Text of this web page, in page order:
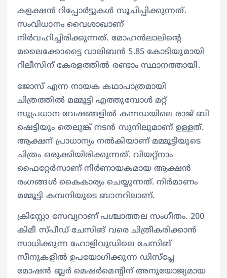
കളക്ഷൻ റിപ്പോര്‍ട്ടുകള്‍ സൂചിപ്പിക്കുന്നത്.
സംവിധാനം വൈശാഖാണ്
നിര്‍വഹിച്ചിരിക്കുന്നത്. മോഹൻലാലിന്റെ
മലൈക്കോട്ടൈ വാലിബൻ 5.85 കോടിയുമായി
റിലീസിന് കേരളത്തില്‍ രണ്ടാം സ്ഥാനത്തായി.
ജോസ് എന്ന നായക കഥാപാത്രമായി
ചിത്രത്തില്‍ മമ്മൂട്ടി എത്തുമ്പോള്‍ മറ്റ്
സുപ്രധാന വേഷങ്ങളില്‍ കന്നഡയിലെ രാജ് ബി
ഷെട്ടിയും തെലുങ്ക് നടൻ സുനിലുമാണ് ഉള്ളത്.
ആക്ഷന് പ്രാധാന്യം നൽകിയാണ് മമ്മൂട്ടിയുടെ
ചിത്രം ഒരുക്കിയിരിക്കുന്നത്. വിയറ്റ്നാം
ഫൈറ്റേർസാണ് നിര്‍ണായകമായ ആക്ഷൻ
രംഗങ്ങൾ കൈകാര്യം ചെയ്യുന്നത്. നിര്‍മാണം
മമ്മൂട്ടി കമ്പനിയുടെ ബാനറിലാണ്.
ക്രിസ്റ്റോ സേവ്യറാണ് പശ്ചാത്തല സംഗീതം. 200
കിമീ സ്‍പീഡ് ചേസിങ് വരെ ചിത്രീകരിക്കാൻ
സാധിക്കുന്ന ഹോളിവുഡിലെ ചേസിങ്
സീനുകളിൽ ഉപയോഗിക്കുന്ന ഡിസ്‌പ്ലേ
മോഷൻ ബ്ലർ മെഷർമെന്റിന് അനുയോജ്യമായ